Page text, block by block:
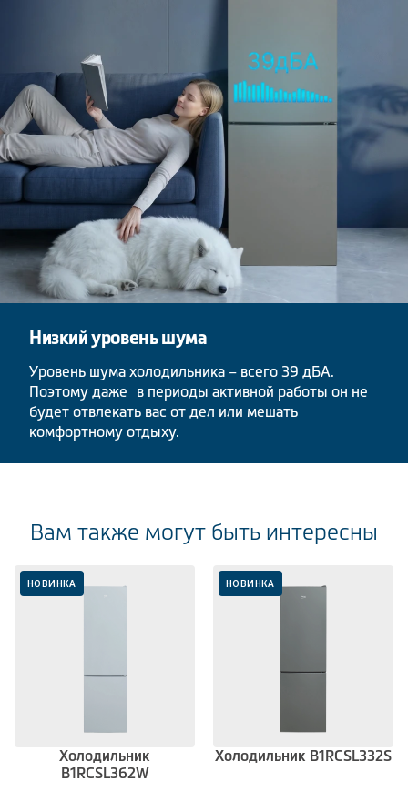
Низкий уровень шума
Уровень шума холодильника – всего 39 дБА.
Поэтому даже в периоды активной работы он не
будет отвлекать вас от дел или мешать
комфортному отдыху.
Вам также могут быть интересны
НОВИНКА
Холодильник
B1RCSL362W
НОВИНКА
Холодильник B1RCSL332S